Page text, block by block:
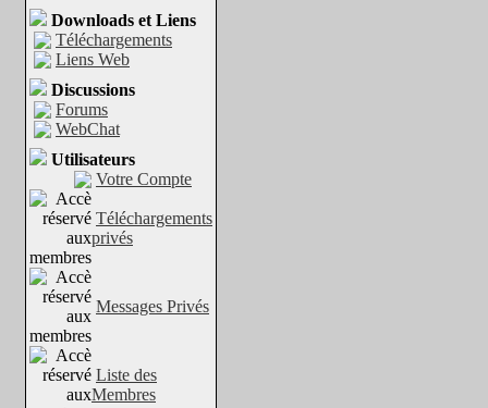
Downloads et Liens
Téléchargements
Liens Web
Discussions
Forums
WebChat
Utilisateurs
Votre Compte
Téléchargements
privés
Messages Privés
Liste des
Membres